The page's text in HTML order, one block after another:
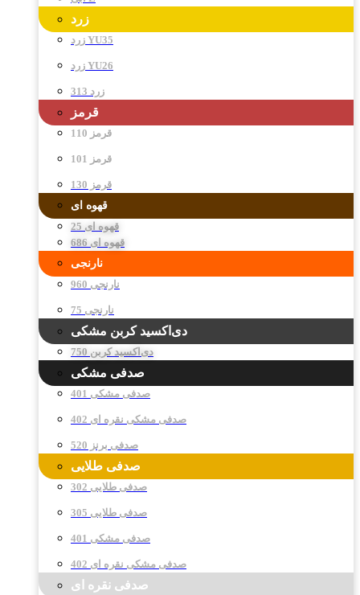
زرد
زرد YU35
زرد YU26
زرد 313
قرمز
قرمز 110
قرمز 101
قرمز 130
قهوه ای
قهوه ای 25
قهوه ای 686
نارنجی
نارنجی 960
نارنجی 75
دی‌اکسید کربن مشکی
دی‌اکسید کربن 750
صدفی مشکی
صدفی مشکی 401
صدفی مشکی نقره ای 402
صدفی برنز 520
صدفی طلایی
صدفی طلایی 302
صدفی طلایی 305
صدفی مشکی 401
صدفی مشکی نقره ای 402
صدفی نقره ای